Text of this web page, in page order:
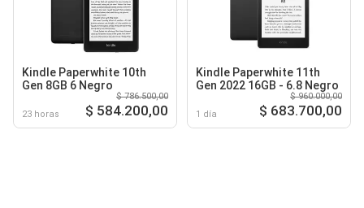
Kindle Paperwhite 10th
Gen 8GB 6 Negro
23 horas
$ 786.500,00
$ 584.200,00
Kindle Paperwhite 11th
Gen 2022 16GB - 6.8 Negro
1 día
$ 960.000,00
$ 683.700,00